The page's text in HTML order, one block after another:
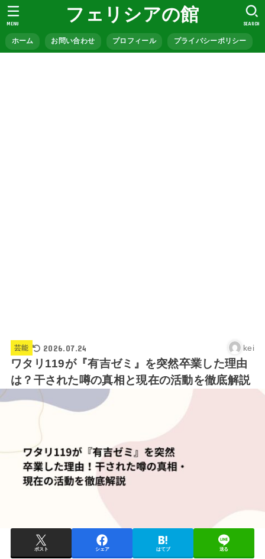
フェリシアの館
ホーム お問い合わせ プロフィール プライバシーポリシー
SEARCH
MENU
芸能 2026.07.24 kei
ワタリ119が『有吉ゼミ』を突然卒業した理由
は？干された噂の真相と現在の活動を徹底解説
ポスト シェア はてブ 送る